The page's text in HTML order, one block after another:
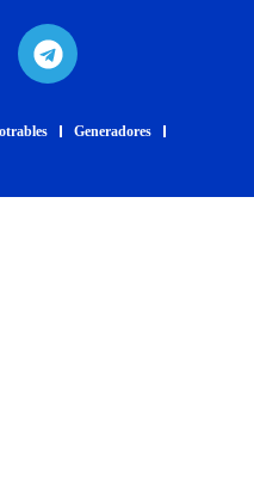
Generadores